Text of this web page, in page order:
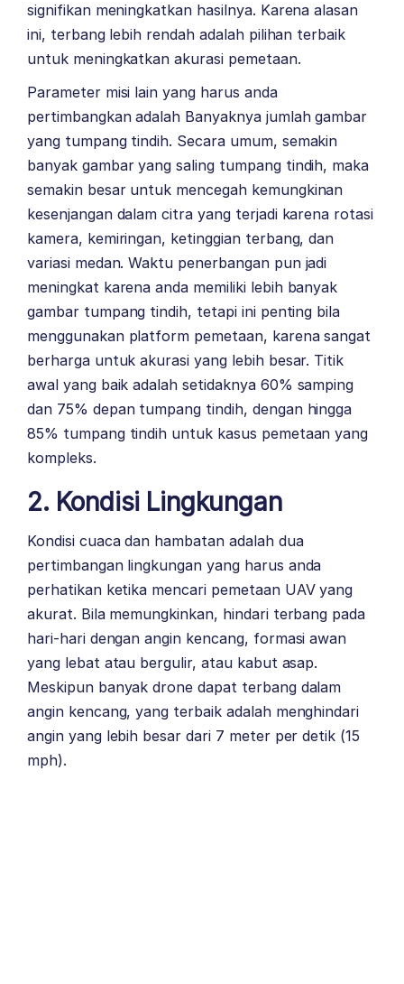
signifikan meningkatkan hasilnya. Karena alasan
ini, terbang lebih rendah adalah pilihan terbaik
untuk meningkatkan akurasi pemetaan.
Parameter misi lain yang harus anda
pertimbangkan adalah Banyaknya jumlah gambar
yang tumpang tindih. Secara umum, semakin
banyak gambar yang saling tumpang tindih, maka
semakin besar untuk mencegah kemungkinan
kesenjangan dalam citra yang terjadi karena rotasi
kamera, kemiringan, ketinggian terbang, dan
variasi medan. Waktu penerbangan pun jadi
meningkat karena anda memiliki lebih banyak
gambar tumpang tindih, tetapi ini penting bila
menggunakan platform pemetaan, karena sangat
berharga untuk akurasi yang lebih besar. Titik
awal yang baik adalah setidaknya 60% samping
dan 75% depan tumpang tindih, dengan hingga
85% tumpang tindih untuk kasus pemetaan yang
kompleks.
2. Kondisi Lingkungan
Kondisi cuaca dan hambatan adalah dua
pertimbangan lingkungan yang harus anda
perhatikan ketika mencari pemetaan UAV yang
akurat. Bila memungkinkan, hindari terbang pada
hari-hari dengan angin kencang, formasi awan
yang lebat atau bergulir, atau kabut asap.
Meskipun banyak drone dapat terbang dalam
angin kencang, yang terbaik adalah menghindari
angin yang lebih besar dari 7 meter per detik (15
mph).